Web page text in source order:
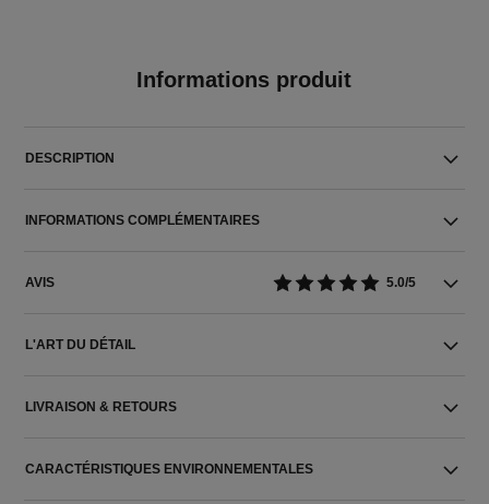
Informations produit
DESCRIPTION
INFORMATIONS COMPLÉMENTAIRES
AVIS 5.0/5
L'ART DU DÉTAIL
LIVRAISON & RETOURS
CARACTÉRISTIQUES ENVIRONNEMENTALES